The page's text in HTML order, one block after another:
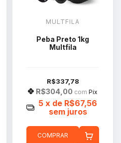
MULTFILA
Peba Preto 1kg
Multfila
R$337,78
R$304,00 com Pix
5 x de R$67,56
sem juros
COMPRAR